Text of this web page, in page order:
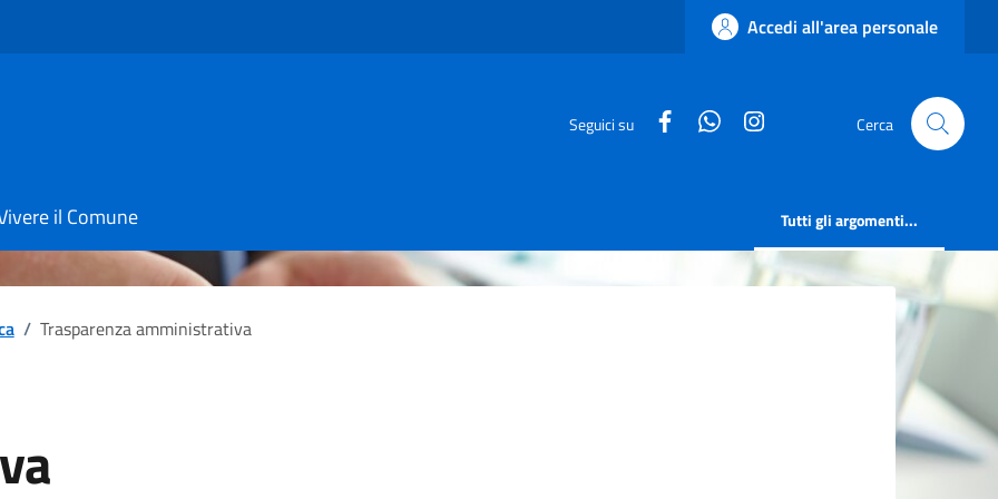
Accedi all'area personale
Seguici su facebookwhatsapp Cerca
il Comune Tutti gli argomenti...
/ Trasparenza amministrativa